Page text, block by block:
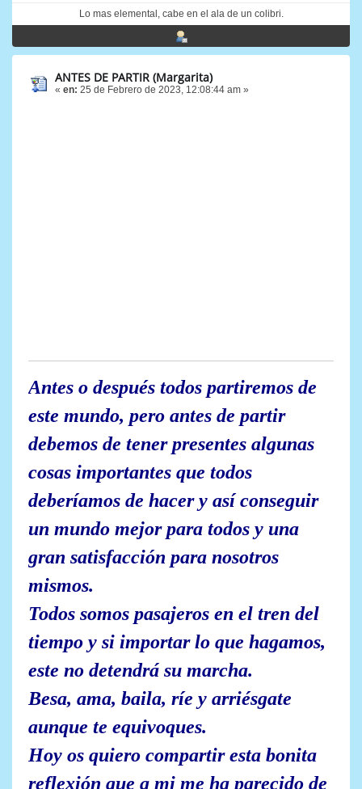
Lo mas elemental, cabe en el ala de un colibri.
ANTES DE PARTIR (Margarita)
« en: 25 de Febrero de 2023, 12:08:44 am »
Antes o después todos partiremos de
este mundo, pero antes de partir
debemos de tener presentes algunas
cosas importantes que todos
deberíamos de hacer y así conseguir
un mundo mejor para todos y una
gran satisfacción para nosotros
mismos.
Todos somos pasajeros en el tren del
tiempo y si importar lo que hagamos,
este no detendrá su marcha.
Besa, ama, baila, ríe y arriésgate
aunque te equivoques.
Hoy os quiero compartir esta bonita
reflexión que a mi me ha parecido de